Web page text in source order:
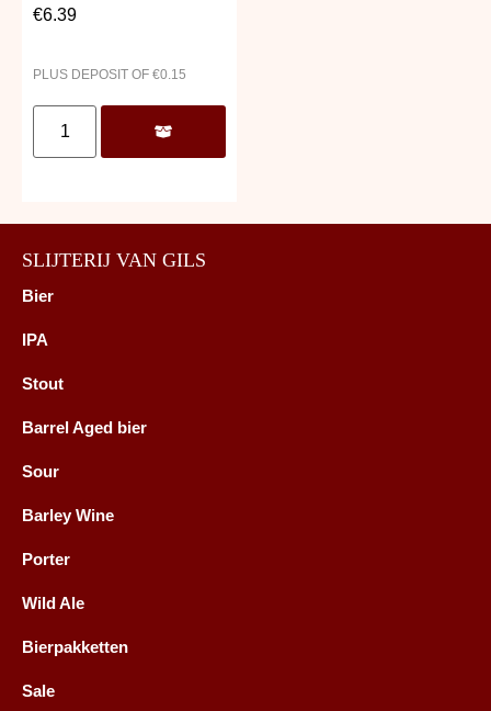
Map
€6.39
PLUS DEPOSIT OF €0.15
SLIJTERIJ VAN GILS
Bier
IPA
Stout
Barrel Aged bier
Sour
Barley Wine
Porter
Wild Ale
Bierpakketten
Sale